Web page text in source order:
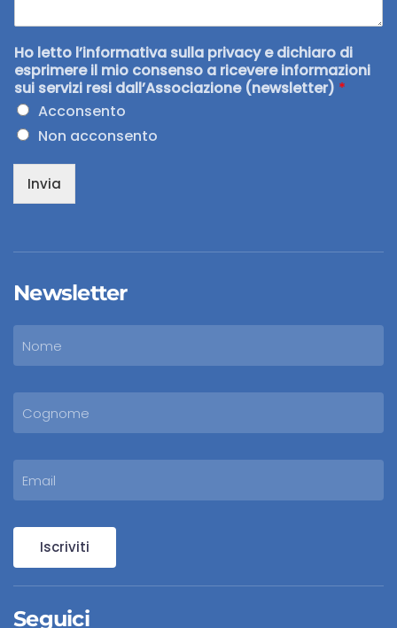
Ho letto l’informativa sulla privacy e dichiaro di
esprimere il mio consenso a ricevere informazioni
sui servizi resi dall’Associazione (newsletter) *
Acconsento
Non acconsento
Invia
Newsletter
Iscriviti
Seguici